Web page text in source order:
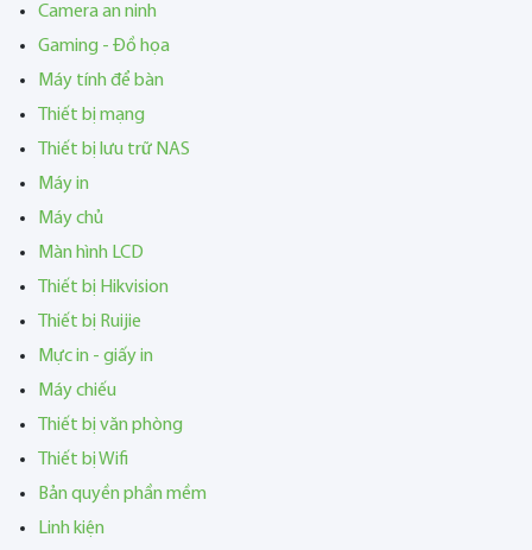
Camera an ninh
Gaming - Đồ họa
Máy tính để bàn
Thiết bị mạng
Thiết bị lưu trữ NAS
Máy in
Máy chủ
Màn hình LCD
Thiết bị Hikvision
Thiết bị Ruijie
Mực in - giấy in
Máy chiếu
Thiết bị văn phòng
Thiết bị Wifi
Bản quyền phần mềm
Linh kiện